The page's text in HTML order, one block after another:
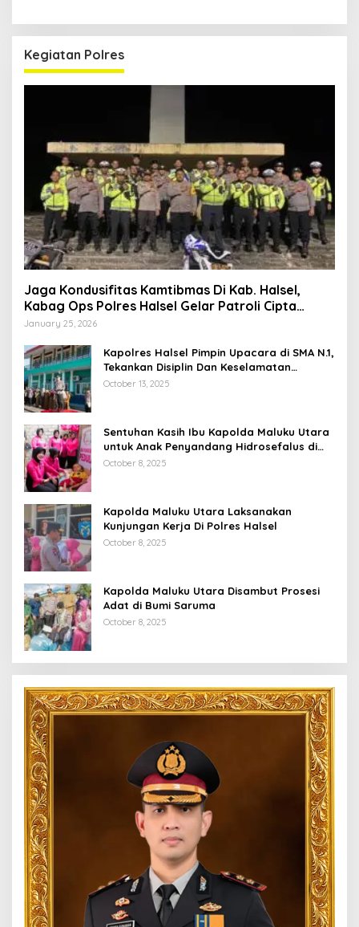
Kegiatan Polres
Jaga Kondusifitas Kamtibmas Di Kab. Halsel,
Kabag Ops Polres Halsel Gelar Patroli Cipta
Kondisi
January 25, 2026
Kapolres Halsel Pimpin Upacara di SMA N.1,
Tekankan Disiplin Dan Keselamatan
Berkendara
October 13, 2025
Sentuhan Kasih Ibu Kapolda Maluku Utara
untuk Anak Penyandang Hidrosefalus di
Desa Babang
October 8, 2025
Kapolda Maluku Utara Laksanakan
Kunjungan Kerja Di Polres Halsel
October 8, 2025
Kapolda Maluku Utara Disambut Prosesi
Adat di Bumi Saruma
October 8, 2025